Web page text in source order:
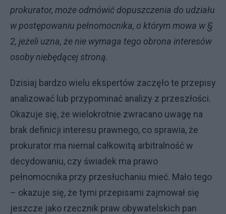
prokurator, może odmówić dopuszczenia do udziału
w postępowaniu pełnomocnika, o którym mowa w §
2, jeżeli uzna, że nie wymaga tego obrona interesów
osoby niebędącej stroną.
Dzisiaj bardzo wielu ekspertów zaczęło te przepisy
analizować lub przypominać analizy z przeszłości.
Okazuje się, że wielokrotnie zwracano uwagę na
brak definicji interesu prawnego, co sprawia, że
prokurator ma niemal całkowitą arbitralność w
decydowaniu, czy świadek ma prawo
pełnomocnika przy przesłuchaniu mieć. Mało tego
– okazuje się, że tymi przepisami zajmował się
jeszcze jako rzecznik praw obywatelskich pan